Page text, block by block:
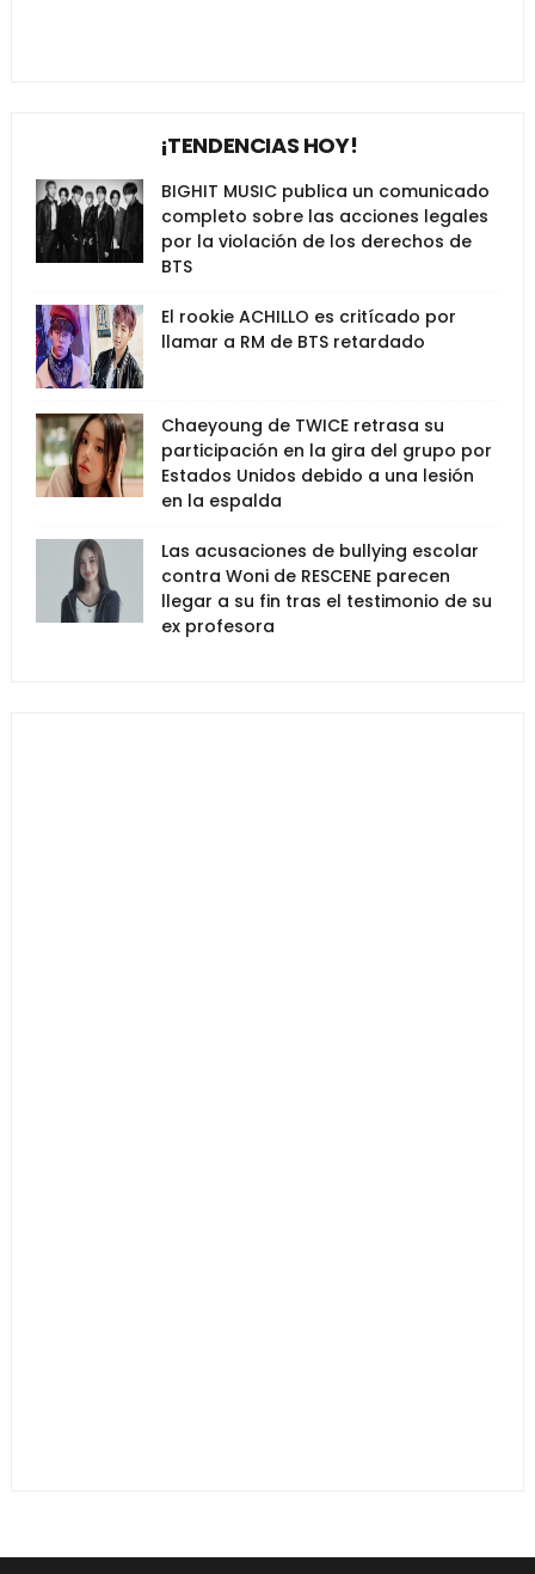
¡TENDENCIAS HOY!
BIGHIT MUSIC publica un comunicado
completo sobre las acciones legales
por la violación de los derechos de
BTS
El rookie ACHILLO es critícado por
llamar a RM de BTS retardado
Chaeyoung de TWICE retrasa su
participación en la gira del grupo por
Estados Unidos debido a una lesión
en la espalda
Las acusaciones de bullying escolar
contra Woni de RESCENE parecen
llegar a su fin tras el testimonio de su
ex profesora